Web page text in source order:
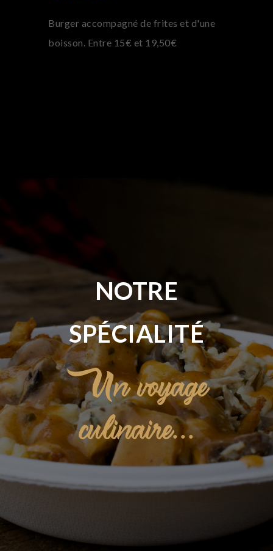
Burger accompagné de frites et d'une
boisson. Entre 15€ et 19,50€
NOTRE
SPÉCIALITÉ
Un voyage
culinaire...